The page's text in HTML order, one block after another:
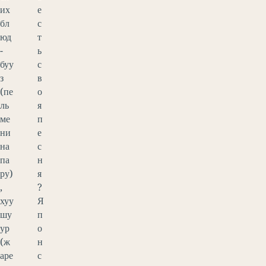
их
бл
юд
-
буу
з
(пе
ль
ме
ни
на
па
ру)
,
хуу
шу
ур
(ж
аре
е
с
т
ь
с
в
о
я
п
е
с
н
я
?
Я
п
о
н
с